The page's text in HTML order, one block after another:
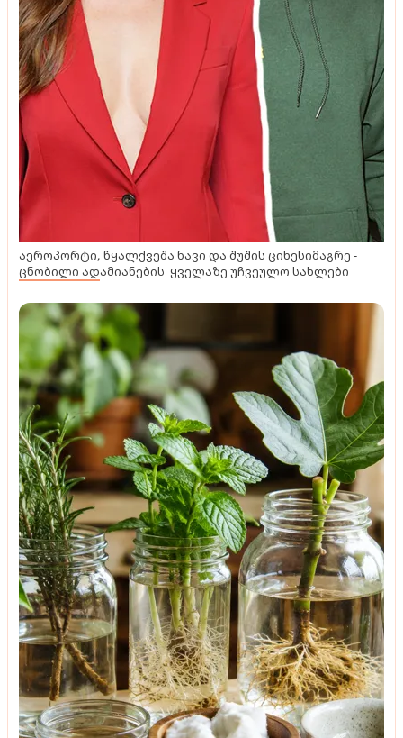
აეროპორტი, წყალქვეშა ნავი და შუშის ციხესიმაგრე -
ცნობილი ადამიანების ყველაზე უჩვეულო სახლები